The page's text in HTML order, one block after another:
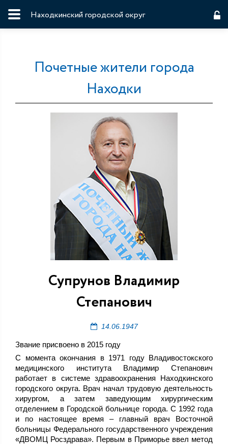
Находкинский городской округ
Почетные жители города
Находки
Супрунов Владимир
Степанович
14.06.1947
Звание присвоено в 2015 году
С момента окончания в 1971 году Владивостокского
медицинского института Владимир Степанович
работает в системе здравоохранения Находкинского
городского округа. Врач начал трудовую деятельность
хирургом, а затем заведующим хирургическим
отделением в Городской больнице города. С 1992 года
и по настоящее время – главный врач Восточной
больницы Федерального государственного учреждения
«ДВОМЦ Росздрава». Первым в Приморье ввел метод